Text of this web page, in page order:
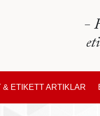
-
& ETIKETT ARTIKLAR